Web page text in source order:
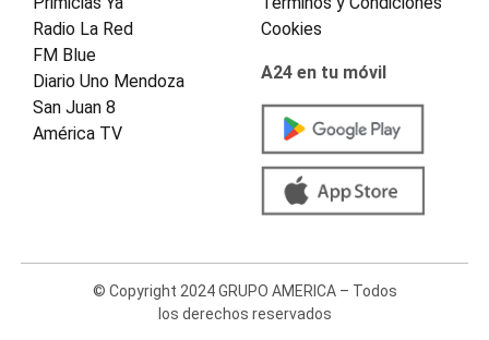
Radio La Red
FM Blue
Diario Uno Mendoza
San Juan 8
América TV
Cookies
A24 en tu móvil
© Copyright 2024 GRUPO AMERICA – Todos
los derechos reservados